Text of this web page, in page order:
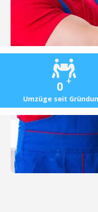
0 +
Umzüge seit